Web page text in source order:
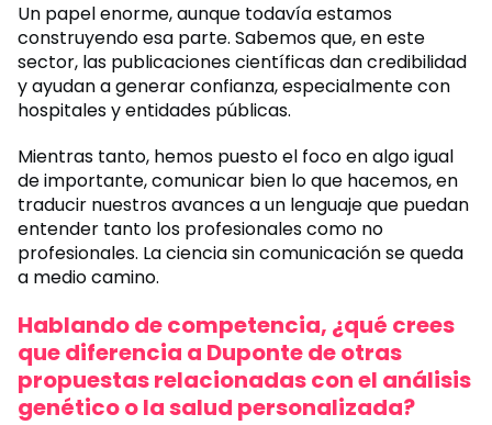
Un papel enorme, aunque todavía estamos
construyendo esa parte. Sabemos que, en este
sector, las publicaciones científicas dan credibilidad
y ayudan a generar confianza, especialmente con
hospitales y entidades públicas.
Mientras tanto, hemos puesto el foco en algo igual
de importante, comunicar bien lo que hacemos, en
traducir nuestros avances a un lenguaje que puedan
entender tanto los profesionales como no
profesionales. La ciencia sin comunicación se queda
a medio camino.
Hablando de competencia, ¿qué crees
que diferencia a Duponte de otras
propuestas relacionadas con el análisis
genético o la salud personalizada?